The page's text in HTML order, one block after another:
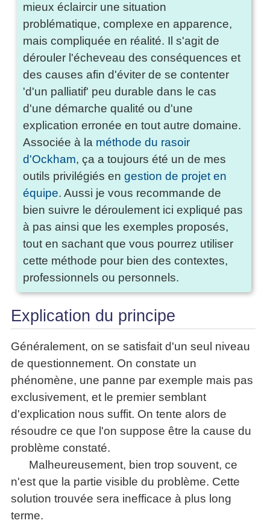
mieux éclaircir une situation
problématique, complexe en apparence,
mais compliquée en réalité. Il s'agit de
dérouler l'écheveau des conséquences et
des causes afin d'éviter de se contenter
'd'un palliatif' peu durable dans le cas
d'une démarche qualité ou d'une
explication erronée en tout autre domaine.
Associée à la méthode du rasoir
d'Ockham, ça a toujours été un de mes
outils privilégiés engestion de projet en
équipe. Aussi je vous recommande de
bien suivre le déroulement ici expliqué pas
à pas ainsi que les exemples proposés,
tout en sachant que vous pourrez utiliser
cette méthode pour bien des contextes,
professionnels ou personnels.
Explication du principe
Généralement, on se satisfait d'un seul niveau
de questionnement. On constate un
phénomène, une panne par exemple mais pas
exclusivement, et le premier semblant
d'explication nous suffit. On tente alors de
résoudre ce que l'on suppose être la cause du
problème constaté.
Malheureusement, bien trop souvent, ce
n'est que la partie visible du problème. Cette
solution trouvée sera inefficace à plus long
terme.